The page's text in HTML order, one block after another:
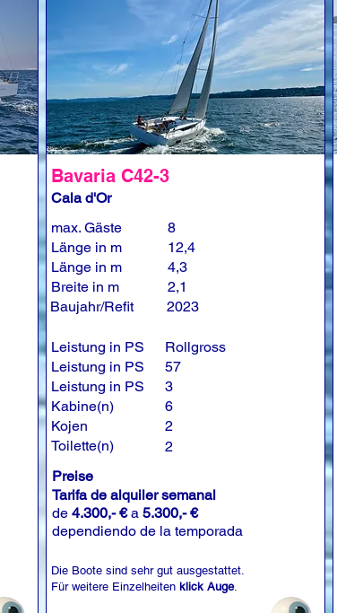
Bavaria C42-3
Cala d'Or
max. Gäste
Länge in m
Länge in m
Breite in m
Baujahr/Refit
Leistung in PS
Leistung in PS
Leistung in PS
Kabine(n)
Kojen
Toilette(n)
8
12,4
4,3
2,1
2023
Rollgross
57
3
6
2
2
Preise
Tarifa de alquiler semanal
de 4.300,- €a 5.300,- €
dependiendo de la temporada
Die Boote sind sehr gut ausgestattet.
Für weitere Einzelheiten klick Auge.